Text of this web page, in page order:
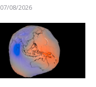
Posted
07/08/2026